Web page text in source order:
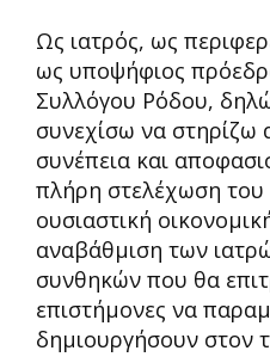
Ως ιατρός, ως
ως υποψήφιος
Συλλόγου Ρόδου,
συνεχίσω να στηρίζω
συνέπεια και
πλήρη στελέχωση του
ουσιαστική
αναβάθμιση των
συνθηκών που θα
επιστήμονες να
δημιουργήσουν στον